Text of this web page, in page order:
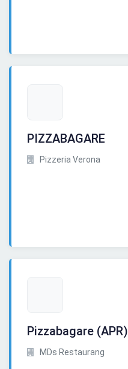
PIZZABAGARE
Pizzeria Verona
Pizzabagare (APR)
MDs Restaurang